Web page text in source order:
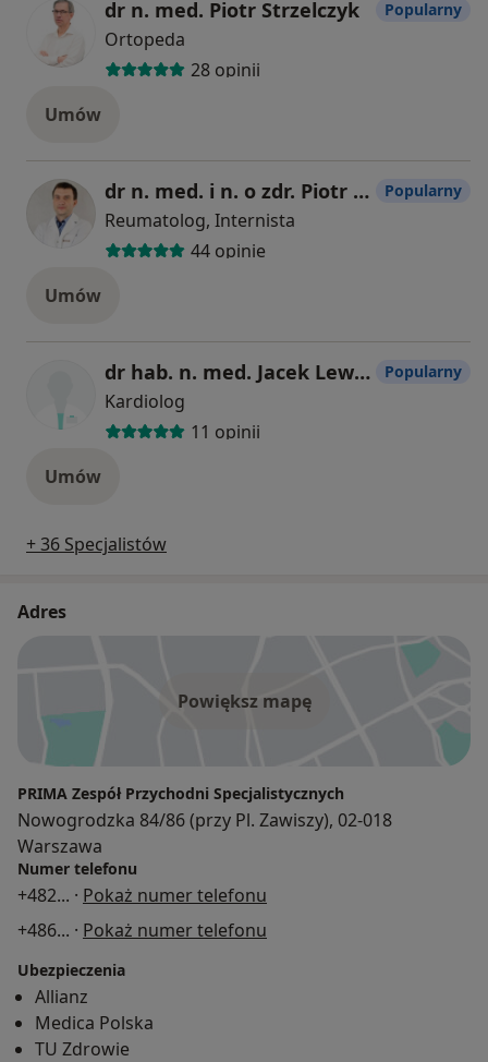
dr n. med. Piotr Strzelczyk
Ortopeda
28 opinii
Popularny
Umów
dr n. med. i n. o zdr. Piotr Sawicki
Reumatolog, Internista
44 opinie
Popularny
Umów
dr hab. n. med. Jacek Lewandowski
Kardiolog
11 opinii
Popularny
Umów
+ 36 Specjalistów
Adres
Powiększ mapę
PRIMA Zespół Przychodni Specjalistycznych
Nowogrodzka 84/86 (przy Pl. Zawiszy), 02-018
Warszawa
Numer telefonu
+482... · Pokaż numer telefonu
+486... · Pokaż numer telefonu
Ubezpieczenia
Allianz
Medica Polska
TU Zdrowie